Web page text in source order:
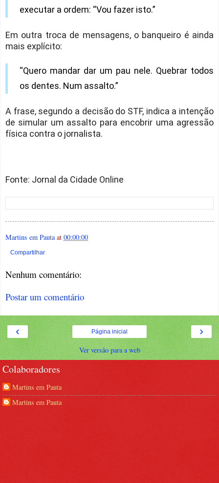
executar a ordem: “Vou fazer isto.”
Em outra troca de mensagens, o banqueiro é ainda
mais explícito:
“Quero mandar dar um pau nele. Quebrar todos
os dentes. Num assalto.”
A frase, segundo a decisão do STF, indica a intenção
de simular um assalto para encobrir uma agressão
física contra o jornalista.
Fonte: Jornal da Cidade Online
Martins em Pauta at 00:00:00
Compartilhar
Nenhum comentário:
Postar um comentário
‹ ›
Página inicial
Ver versão para a web
Colaboradores
Martins em Pauta
Martins em Pauta